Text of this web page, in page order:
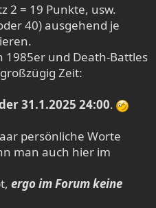
2 = 19 Punkte, usw.
40) ausgehend je
und Death-Battles
Zeit:
31.1.2025 24:00.
persönliche Worte
man auch hier im
ergo im Forum keine